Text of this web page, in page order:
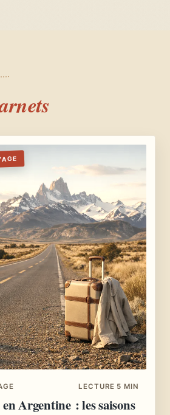
LECTURE 5 MIN
Argentine : les saisons